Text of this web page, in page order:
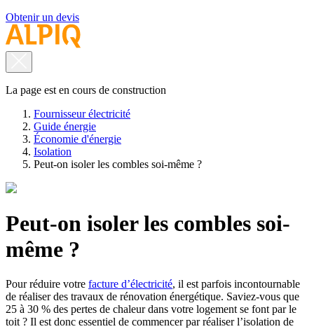
Obtenir un devis
La page est en cours de construction
Fournisseur électricité
Guide énergie
Économie d'énergie
Isolation
Peut-on isoler les combles soi-même ?
Peut-on isoler les combles soi-
même ?
Pour réduire votre facture d’électricité, il est parfois incontournable
de réaliser des travaux de rénovation énergétique. Saviez-vous que
25 à 30 % des pertes de chaleur dans votre logement se font par le
toit ? Il est donc essentiel de commencer par réaliser l’isolation de